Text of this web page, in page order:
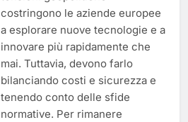
costringono le aziende europee
a esplorare nuove tecnologie e a
innovare più rapidamente che
mai. Tuttavia, devono farlo
bilanciando costi e sicurezza e
tenendo conto delle sfide
normative. Per rimanere